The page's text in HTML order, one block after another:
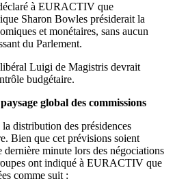
à EURACTIV que
Sharon Bowles présiderait la
et monétaires, sans aucun
du Parlement.
Luigi de Magistris devrait
budgétaire.
global des commissions
distribution des présidences
Bien que cet prévisions soient
dernière minute lors des négociations
ont indiqué à EURACTIV que
comme suit :